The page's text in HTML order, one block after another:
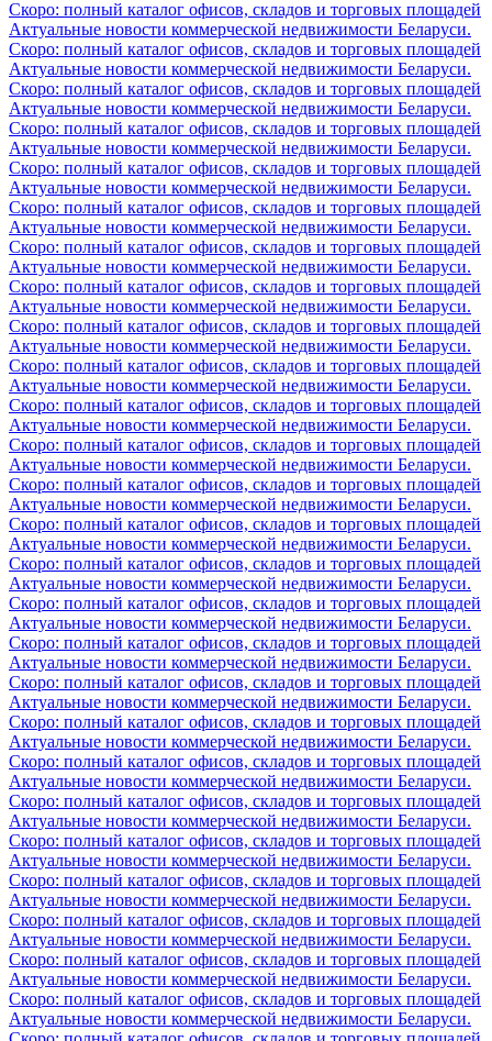
Скоро: полный каталог офисов, складов и торговых площадей
Актуальные новости коммерческой недвижимости Беларуси.
Скоро: полный каталог офисов, складов и торговых площадей
Актуальные новости коммерческой недвижимости Беларуси.
Скоро: полный каталог офисов, складов и торговых площадей
Актуальные новости коммерческой недвижимости Беларуси.
Скоро: полный каталог офисов, складов и торговых площадей
Актуальные новости коммерческой недвижимости Беларуси.
Скоро: полный каталог офисов, складов и торговых площадей
Актуальные новости коммерческой недвижимости Беларуси.
Скоро: полный каталог офисов, складов и торговых площадей
Актуальные новости коммерческой недвижимости Беларуси.
Скоро: полный каталог офисов, складов и торговых площадей
Актуальные новости коммерческой недвижимости Беларуси.
Скоро: полный каталог офисов, складов и торговых площадей
Актуальные новости коммерческой недвижимости Беларуси.
Скоро: полный каталог офисов, складов и торговых площадей
Актуальные новости коммерческой недвижимости Беларуси.
Скоро: полный каталог офисов, складов и торговых площадей
Актуальные новости коммерческой недвижимости Беларуси.
Скоро: полный каталог офисов, складов и торговых площадей
Актуальные новости коммерческой недвижимости Беларуси.
Скоро: полный каталог офисов, складов и торговых площадей
Актуальные новости коммерческой недвижимости Беларуси.
Скоро: полный каталог офисов, складов и торговых площадей
Актуальные новости коммерческой недвижимости Беларуси.
Скоро: полный каталог офисов, складов и торговых площадей
Актуальные новости коммерческой недвижимости Беларуси.
Скоро: полный каталог офисов, складов и торговых площадей
Актуальные новости коммерческой недвижимости Беларуси.
Скоро: полный каталог офисов, складов и торговых площадей
Актуальные новости коммерческой недвижимости Беларуси.
Скоро: полный каталог офисов, складов и торговых площадей
Актуальные новости коммерческой недвижимости Беларуси.
Скоро: полный каталог офисов, складов и торговых площадей
Актуальные новости коммерческой недвижимости Беларуси.
Скоро: полный каталог офисов, складов и торговых площадей
Актуальные новости коммерческой недвижимости Беларуси.
Скоро: полный каталог офисов, складов и торговых площадей
Актуальные новости коммерческой недвижимости Беларуси.
Скоро: полный каталог офисов, складов и торговых площадей
Актуальные новости коммерческой недвижимости Беларуси.
Скоро: полный каталог офисов, складов и торговых площадей
Актуальные новости коммерческой недвижимости Беларуси.
Скоро: полный каталог офисов, складов и торговых площадей
Актуальные новости коммерческой недвижимости Беларуси.
Скоро: полный каталог офисов, складов и торговых площадей
Актуальные новости коммерческой недвижимости Беларуси.
Скоро: полный каталог офисов, складов и торговых площадей
Актуальные новости коммерческой недвижимости Беларуси.
Скоро: полный каталог офисов, складов и торговых площадей
Актуальные новости коммерческой недвижимости Беларуси.